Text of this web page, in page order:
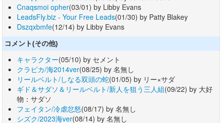
Cnaqsmoi opher(03/01) by Libby Evans
LeadsFly.biz - Your Free Leads(01/30) by Patty Blakey
Dszqxbmfe(12/14) by Libby Evans
コメント(その他)
キャラクター(05/10) by セメント
クラピカ/海2014ver(08/25) by 名無し
リールベルト/しなる双頭の蛇(01/05) by リー×サダ
ギド＆サダソ＆リールベルト/新人を狙う三人組(09/22) by 大好
物：サダソ
フェイタン/冷虐忿怒(08/17) by 名無し
シズク/2023海ver(08/14) by 名無し